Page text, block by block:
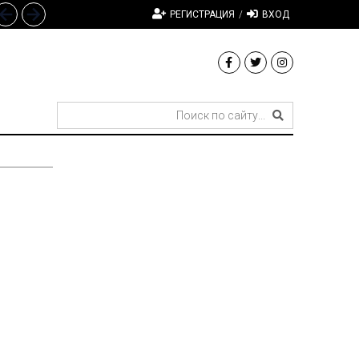
РЕГИСТРАЦИЯ / ВХОД